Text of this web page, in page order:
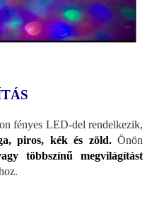
fényes LED-del rendelkezik,
piros, kék és zöld. Önön
többszínű megvilágítást